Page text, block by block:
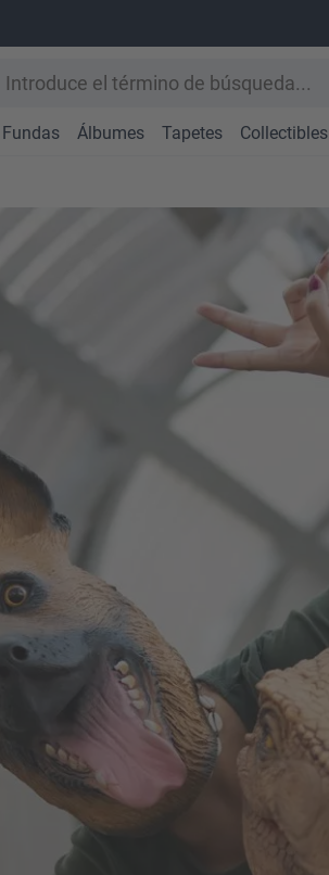
Fundas Álbumes Tapetes Collectibles